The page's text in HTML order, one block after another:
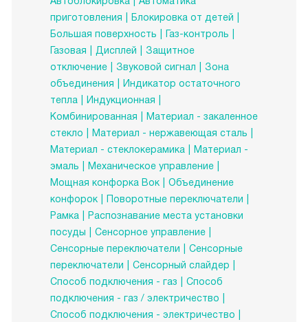
приготовления
Блокировка от детей
Большая поверхность
Газ-контроль
Газовая
Дисплей
Защитное
отключение
Звуковой сигнал
Зона
объединения
Индикатор остаточного
тепла
Индукционная
Комбинированная
Материал - закаленное
стекло
Материал - нержавеющая сталь
Материал - стеклокерамика
Материал -
эмаль
Механическое управление
Мощная конфорка Вок
Объединение
конфорок
Поворотные переключатели
Рамка
Распознавание места установки
посуды
Сенсорное управление
Сенсорные переключатели
Сенсорные
переключатели
Сенсорный слайдер
Способ подключения - газ
Способ
подключения - газ / электричество
Способ подключения - электричество